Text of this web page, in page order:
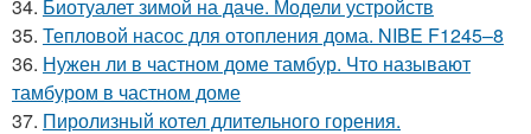
34. Биотуалет зимой на даче. Модели устройств
35. Тепловой насос для отопления дома. NIBE F1245–8
36. Нужен ли в частном доме тамбур. Что называют
тамбуром в частном доме
37. Пиролизный котел длительного горения.